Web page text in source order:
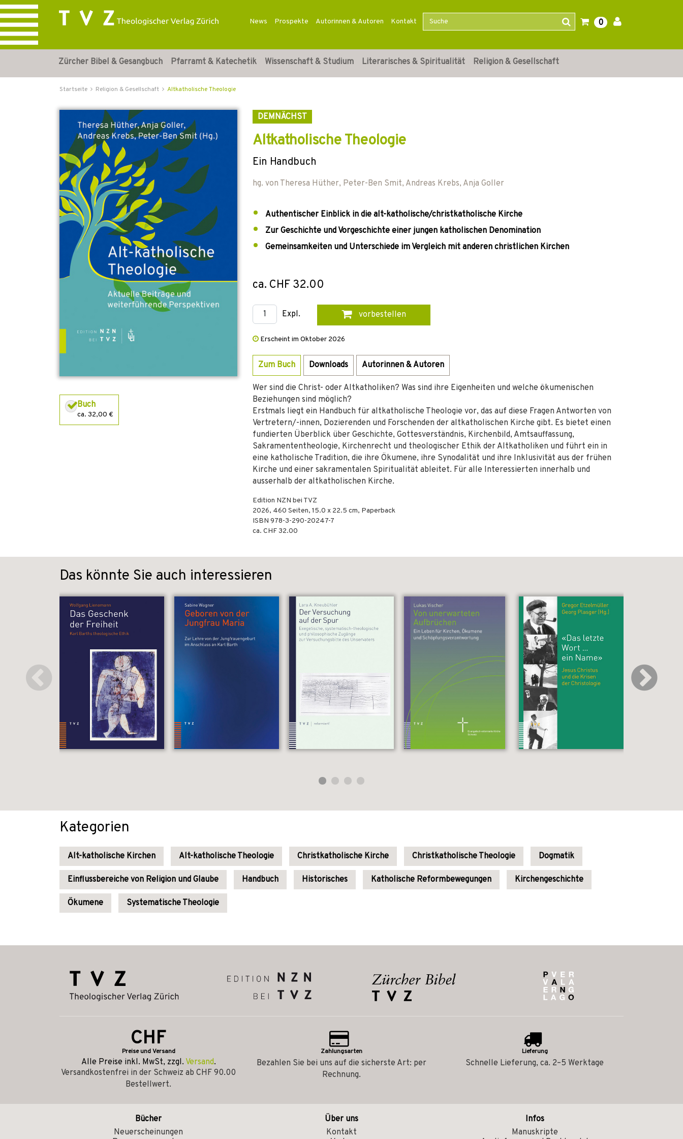
News Prospekte Autorinnen & Autoren Kontakt 0
Zürcher Bibel & Gesangbuch Pfarramt & Katechetik Wissenschaft & Studium Literarisches & Spiritualität Religion & Gesellschaft
Startseite Religion & Gesellschaft Altkatholische Theologie
Buch
ca. 32,00 €
DEMNÄCHST
Altkatholische Theologie
Ein Handbuch
hg. von Theresa Hüther, Peter-Ben Smit, Andreas Krebs, Anja Goller
Authentischer Einblick in die alt-katholische/christkatholische Kirche
Zur Geschichte und Vorgeschichte einer jungen katholischen Denomination
Gemeinsamkeiten und Unterschiede im Vergleich mit anderen christlichen Kirchen
ca. CHF 32.00
Expl. vorbestellen
Erscheint im Oktober 2026
Zum Buch Downloads Autorinnen & Autoren
Wer sind die Christ- oder Altkatholiken? Was sind ihre Eigenheiten und welche ökumenischen
Beziehungen sind möglich?
Erstmals liegt ein Handbuch für altkatholische Theologie vor, das auf diese Fragen Antworten von
Vertretern/-innen, Dozierenden und Forschenden der altkatholischen Kirche gibt. Es bietet einen
fundierten Überblick über Geschichte, Gottesverständnis, Kirchenbild, Amtsauffassung,
Sakramententheologie, Kirchenrecht und theologischer Ethik der Altkatholiken und führt ein in
eine katholische Tradition, die ihre Ökumene, ihre Synodalität und ihre Inklusivität aus der frühen
Kirche und einer sakramentalen Spiritualität ableitet. Für alle Interessierten innerhalb und
ausserhalb der altkatholischen Kirche.
Edition NZN bei TVZ
2026, 460 Seiten, 15.0 x 22.5 cm, Paperback
ISBN 978-3-290-20247-7
ca. CHF 32.00
Das könnte Sie auch interessieren
Kategorien
Alt-katholische Kirchen Alt-katholische Theologie Christkatholische Kirche Christkatholische Theologie Dogmatik
Einflussbereiche von Religion und Glaube Handbuch Historisches Katholische Reformbewegungen Kirchengeschichte
Ökumene Systematische Theologie
CHF
Preise und Versand
Alle Preise inkl. MwSt, zzgl. Versand.
Versandkostenfrei in der Schweiz ab CHF 90.00
Bestellwert.
Zahlungsarten
Bezahlen Sie bei uns auf die sicherste Art: per
Rechnung.
Lieferung
Schnelle Lieferung, ca. 2–5 Werktage
Bücher
Neuerscheinungen
Über uns
Kontakt
Infos
Manuskripte